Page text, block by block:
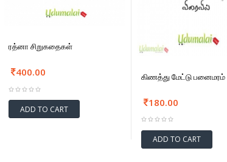
ரத்னா சிறுகதைகள்
400.00
ADD TO CART
கிணத்து மேட்டு பனைமரம்
180.00
ADD TO CART